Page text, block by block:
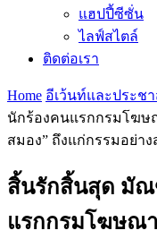
แฮปปี้ซีซั่น
ไลฟ์สไตล์
ติดต่อเรา
Home อีเว้นท์และประช
นักร้องคนแรกกรมโฆษณ
สมอง” ถึงแก่กรรมอย่าง
สิ้นรักสิ้นสุด มัณ
แรกกรมโฆษณา